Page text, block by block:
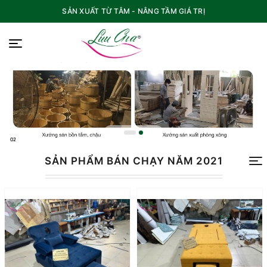
SẢN XUẤT TỪ TÂM - NÂNG TẦM GIÁ TRỊ
SẢN PHẨM BÁN CHẠY NĂM 2021